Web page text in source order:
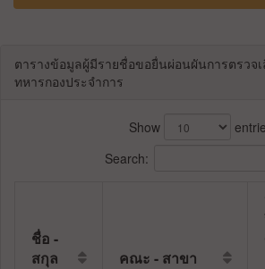
ตารางข้อมูลผู้มีรายชื่อขอยื่นผ่อนผันการตรวจ
ทหารกองประจำการ
Show
Search:
ชื่อ -
สกุล
คณะ - สาขา